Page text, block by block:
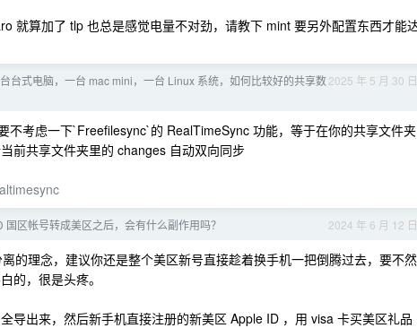
就算加了 tlp 也总是感觉电量不对劲，请教下 mint 要另外配置东西才能
2025 年 5 月 30 日
台式电脑，一台 mac mini，一台 Linux 系统，如何比较好的共享数
不考虑一下`Freefilesync`的 RealTimeSync 功能，等于在你的共享文件夹
前共享文件夹里的 changes 自动双向同步
2024 年 6 月 12 日
国区帐号转成美区之后，会有什么副作用吗？
的理念，建议你还是整个美区新号直接趁着换手机一把倒腾过去，要不然
的，很是头疼。
导出来，然后新手机直接注册的新美区 Apple ID ，用 visa 卡买美区礼品